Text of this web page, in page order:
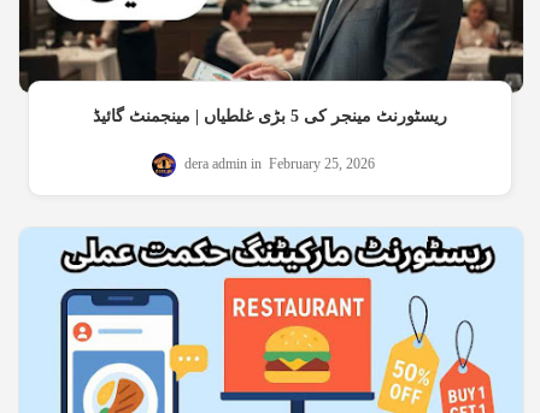
ریسٹورنٹ مینجر کی 5 بڑی غلطیاں | مینجمنٹ گائیڈ
dera admin February 25, 2026